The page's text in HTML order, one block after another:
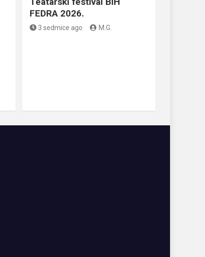
FEDRA 2026.
3 sedmice ago M.G.